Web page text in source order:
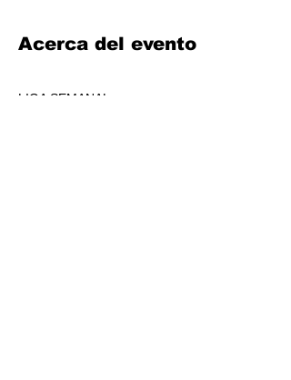
Acerca del evento
LIGA SEMANAL